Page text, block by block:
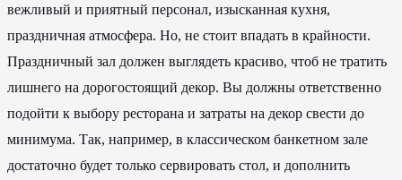
вежливый и приятный персонал, изысканная кухня,
праздничная атмосфера. Но, не стоит впадать в крайности.
Праздничный зал должен выглядеть красиво, чтоб не тратить
лишнего на дорогостоящий декор. Вы должны ответственно
подойти к выбору ресторана и затраты на декор свести до
минимума. Так, например, в классическом банкетном зале
достаточно будет только сервировать стол, и дополнить